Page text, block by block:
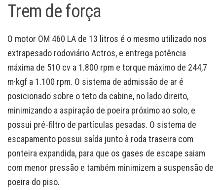
Trem de força
O motor OM 460 LA de 13 litros é o mesmo utilizado nos
extrapesado rodoviário Actros, e entrega potência
máxima de 510 cv a 1.800 rpm e torque máximo de 244,7
m·kgf a 1.100 rpm. O sistema de admissão de ar é
posicionado sobre o teto da cabine, no lado direito,
minimizando a aspiração de poeira próximo ao solo, e
possui pré-filtro de partículas pesadas. O sistema de
escapamento possui saída junto à roda traseira com
ponteira expandida, para que os gases de escape saiam
com menor pressão e também minimizem a suspensão de
poeira do piso.